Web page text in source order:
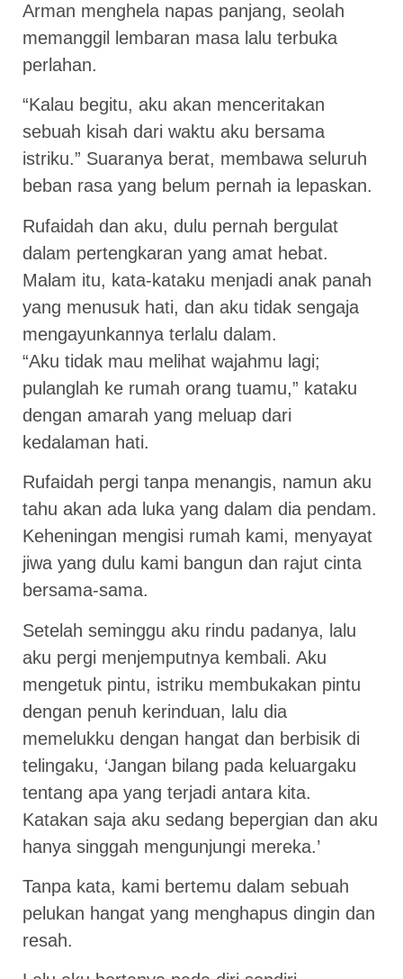
Arman menghela napas panjang, seolah
memanggil lembaran masa lalu terbuka
perlahan.
“Kalau begitu, aku akan menceritakan
sebuah kisah dari waktu aku bersama
istriku.” Suaranya berat, membawa seluruh
beban rasa yang belum pernah ia lepaskan.
Rufaidah dan aku, dulu pernah bergulat
dalam pertengkaran yang amat hebat.
Malam itu, kata-kataku menjadi anak panah
yang menusuk hati, dan aku tidak sengaja
mengayunkannya terlalu dalam.
“Aku tidak mau melihat wajahmu lagi;
pulanglah ke rumah orang tuamu,” kataku
dengan amarah yang meluap dari
kedalaman hati.
Rufaidah pergi tanpa menangis, namun aku
tahu akan ada luka yang dalam dia pendam.
Keheningan mengisi rumah kami, menyayat
jiwa yang dulu kami bangun dan rajut cinta
bersama-sama.
Setelah seminggu aku rindu padanya, lalu
aku pergi menjemputnya kembali. Aku
mengetuk pintu, istriku membukakan pintu
dengan penuh kerinduan, lalu dia
memelukku dengan hangat dan berbisik di
telingaku, ‘Jangan bilang pada keluargaku
tentang apa yang terjadi antara kita.
Katakan saja aku sedang bepergian dan aku
hanya singgah mengunjungi mereka.’
Tanpa kata, kami bertemu dalam sebuah
pelukan hangat yang menghapus dingin dan
resah.